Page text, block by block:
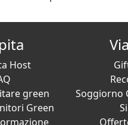
Host
green
Green
Soggiorno